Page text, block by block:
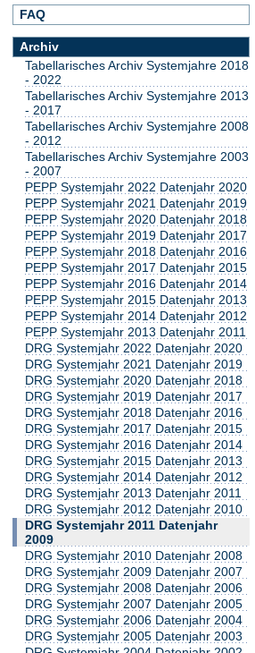
FAQ
Archiv
Tabellarisches Archiv Systemjahre 2018
- 2022
Tabellarisches Archiv Systemjahre 2013
- 2017
Tabellarisches Archiv Systemjahre 2008
- 2012
Tabellarisches Archiv Systemjahre 2003
- 2007
PEPP Systemjahr 2022 Datenjahr 2020
PEPP Systemjahr 2021 Datenjahr 2019
PEPP Systemjahr 2020 Datenjahr 2018
PEPP Systemjahr 2019 Datenjahr 2017
PEPP Systemjahr 2018 Datenjahr 2016
PEPP Systemjahr 2017 Datenjahr 2015
PEPP Systemjahr 2016 Datenjahr 2014
PEPP Systemjahr 2015 Datenjahr 2013
PEPP Systemjahr 2014 Datenjahr 2012
PEPP Systemjahr 2013 Datenjahr 2011
DRG Systemjahr 2022 Datenjahr 2020
DRG Systemjahr 2021 Datenjahr 2019
DRG Systemjahr 2020 Datenjahr 2018
DRG Systemjahr 2019 Datenjahr 2017
DRG Systemjahr 2018 Datenjahr 2016
DRG Systemjahr 2017 Datenjahr 2015
DRG Systemjahr 2016 Datenjahr 2014
DRG Systemjahr 2015 Datenjahr 2013
DRG Systemjahr 2014 Datenjahr 2012
DRG Systemjahr 2013 Datenjahr 2011
DRG Systemjahr 2012 Datenjahr 2010
DRG Systemjahr 2011 Datenjahr
2009
DRG Systemjahr 2010 Datenjahr 2008
DRG Systemjahr 2009 Datenjahr 2007
DRG Systemjahr 2008 Datenjahr 2006
DRG Systemjahr 2007 Datenjahr 2005
DRG Systemjahr 2006 Datenjahr 2004
DRG Systemjahr 2005 Datenjahr 2003